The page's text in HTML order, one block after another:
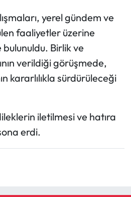
yerel gündem ve
faaliyetler üzerine
Birlik ve
verildiği görüşmede,
kararlılıkla sürdürüleceği
iletilmesi ve hatıra
erdi.